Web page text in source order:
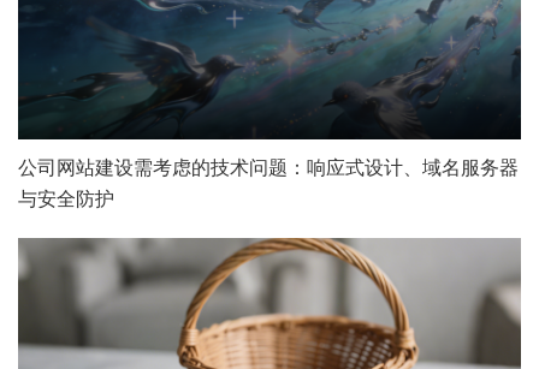
公司网站建设需考虑的技术问题：响应式设计、域名服务器
与安全防护